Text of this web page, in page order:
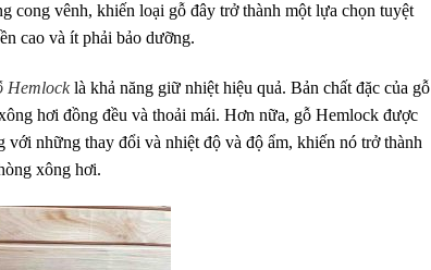
cong vênh, khiến loại gỗ đây trở thành một lựa chọn tuyệt
cao và ít phải bảo dưỡng.
Hemlock là khả năng giữ nhiệt hiệu quả. Bản chất đặc của gỗ
hơi đồng đều và thoải mái. Hơn nữa, gỗ Hemlock được
những thay đổi và nhiệt độ và độ ẩm, khiến nó trở thành
xông hơi.